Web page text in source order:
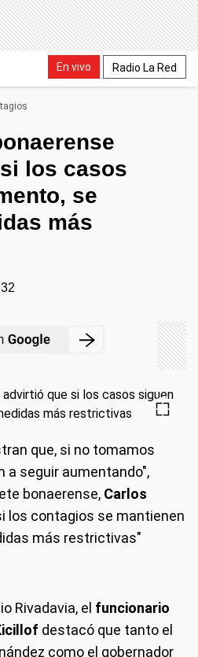
En vivo Radio La Red
los casos
se
más
que, si no tomamos
a seguir aumentando",
bonaerense, Carlos
los contagios se mantienen
más restrictivas"
Rivadavia, el funcionario
destacó que tanto el
como el gobernador